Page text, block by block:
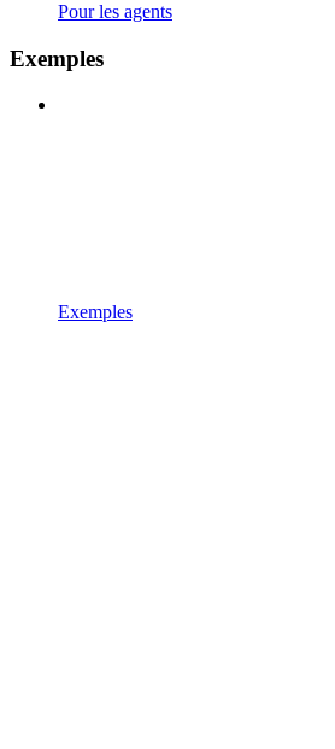
Pour les agents
Exemples
Exemples